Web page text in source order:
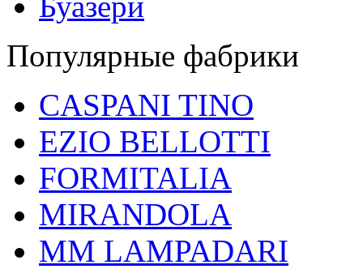
Популярные фабрики
CASPANI TINO
EZIO BELLOTTI
FORMITALIA
MIRANDOLA
MM LAMPADARI